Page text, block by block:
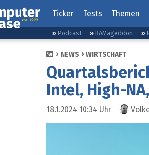
Ticker Tests Themen
Podcast RAMageddon
NEWS WIRTSCHAFT
Intel, High-
18.1.2024 10:34 Uhr